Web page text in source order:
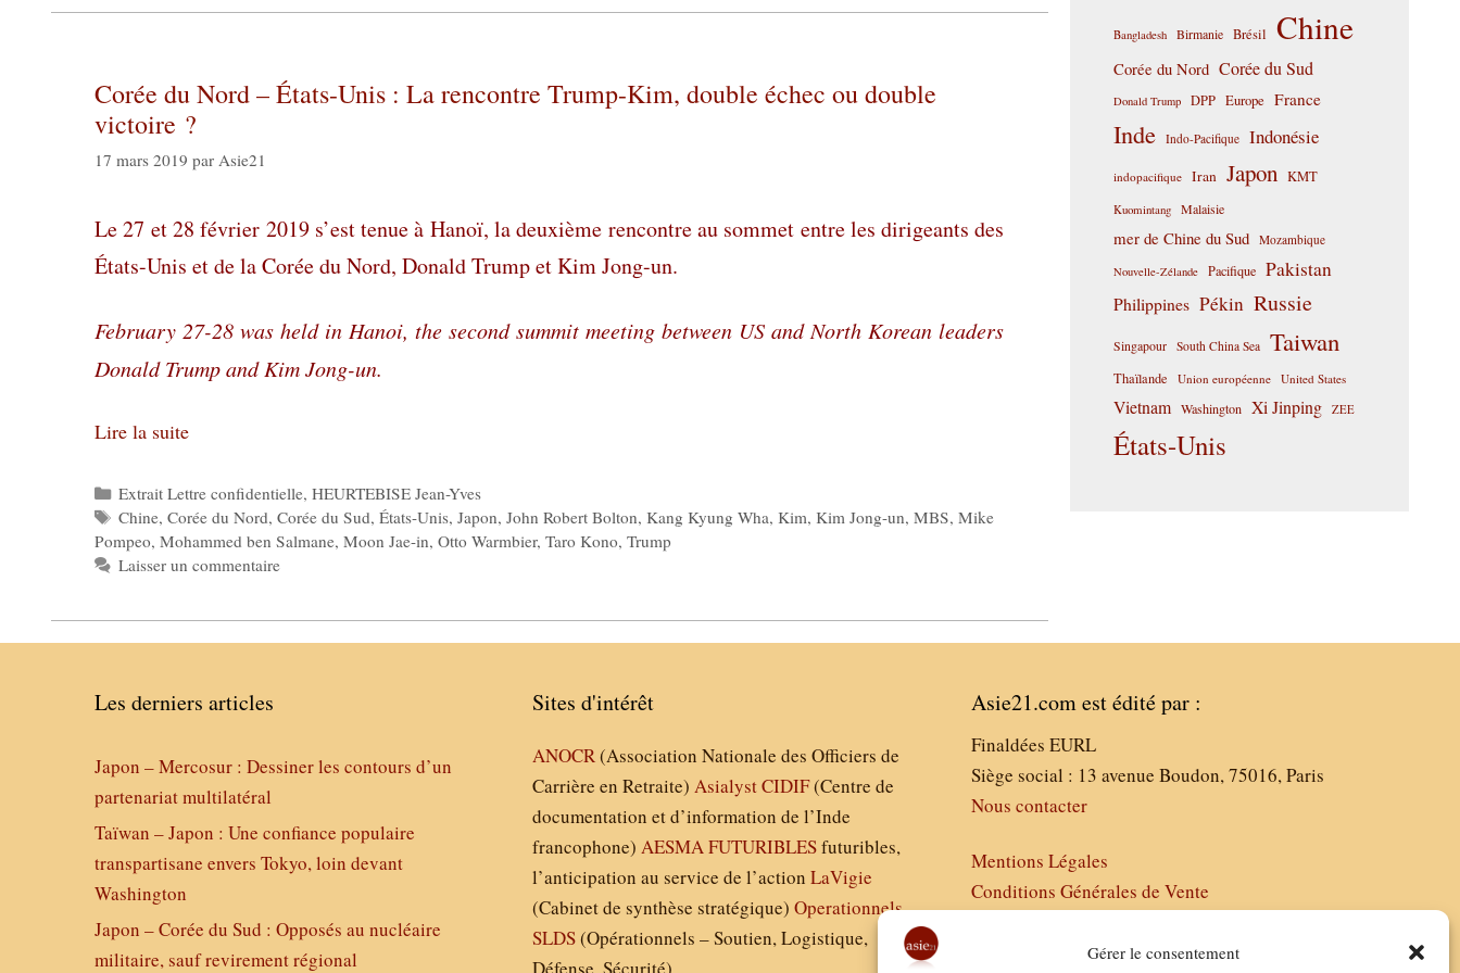
Gérer le consentement
Corée du Nord – États-Unis : La rencontre Trump-Kim, double échec ou double
victoire ?
17 mars 2019 par Asie21
Le 27 et 28 février 2019 s’est tenue à Hanoï, la deuxième rencontre au sommet entre les dirigeants des
États-Unis et de la Corée du Nord, Donald Trump et Kim Jong-un.
February 27-28 was held in Hanoi, the second summit meeting between US and North Korean leaders
Donald Trump and Kim Jong-un.
Lire la suite
Catégories
Extrait Lettre confidentielle,HEURTEBISE Jean-Yves
Étiquettes
Chine,Corée du Nord,Corée du Sud,États-Unis,Japon,John Robert Bolton,Kang Kyung Wha,Kim,Kim Jong-un,MBS,Mike
Pompeo, Mohammed ben Salmane, Moon Jae-in, Otto Warmbier, Taro Kono, Trump
Laisser un commentaire
Bangladesh Birmanie Brésil Chine
Corée du Nord Corée du Sud
Donald Trump DPP Europe France
Inde Indo-Pacifique Indonésie
indopacifique Iran Japon KMT
Kuomintang Malaisie
mer de Chine du Sud Mozambique
Nouvelle-Zélande Pacifique Pakistan
Philippines Pékin Russie
Singapour South China Sea Taiwan
Thaïlande Union européenne United States
Vietnam Washington Xi Jinping ZEE
États-Unis
Les derniers articles
Japon – Mercosur : Dessiner les contours d’un
partenariat multilatéral
Taïwan – Japon : Une confiance populaire
transpartisane envers Tokyo, loin devant
Washington
Japon – Corée du Sud : Opposés au nucléaire
militaire, sauf revirement régional
Sites d'intérêt
ANOCR(Association Nationale des Officiers de
Carrière en Retraite)AsialystCIDIF(Centre de
documentation et d’information de l’Inde
francophone)AESMAFUTURIBLESfuturibles,
l’anticipation au service de l’actionLaVigie
(Cabinet de synthèse stratégique)Operationnels
SLDS(Opérationnels – Soutien, Logistique,
Défense, Sécurité)
Asie21.com est édité par :
Finaldées EURL
Siège social : 13 avenue Boudon, 75016, Paris
Nous contacter
Mentions Légales
Conditions Générales de Vente